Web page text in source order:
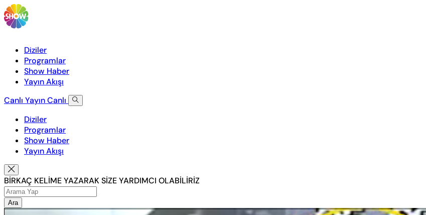
Diziler
Programlar
Show Haber
Yayın Akışı
Canlı YayınCanlı
Diziler
Programlar
Show Haber
Yayın Akışı
BİRKAÇ KELİME YAZARAK SİZE YARDIMCI OLABİLİRİZ
Ara